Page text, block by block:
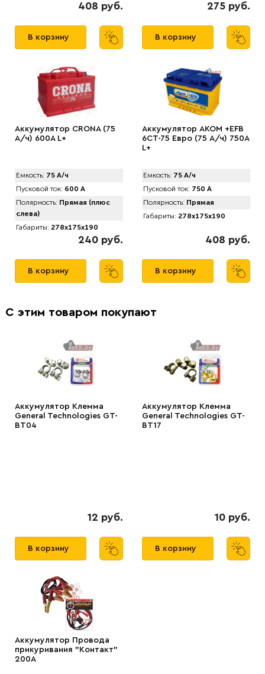
408 руб.
В корзину
275 руб.
В корзину
Аккумулятор CRONA (75
А/ч) 600A L+
Емкость: 75 А/ч
Пусковой ток: 600 А
Полярность: Прямая (плюс
слева)
Габариты: 278x175x190
240 руб.
В корзину
Аккумулятор AKOM +EFB
6CT-75 Евро (75 А/ч) 750А
L+
Емкость: 75 А/ч
Пусковой ток: 750 А
Полярность: Прямая
Габариты: 278x175x190
408 руб.
В корзину
С этим товаром покупают
Аккумулятор Клемма
General Technologies GT-
BT04
12 руб.
В корзину
Аккумулятор Клемма
General Technologies GT-
BT17
10 руб.
В корзину
Аккумулятор Провода
прикуривания "Контакт"
200А